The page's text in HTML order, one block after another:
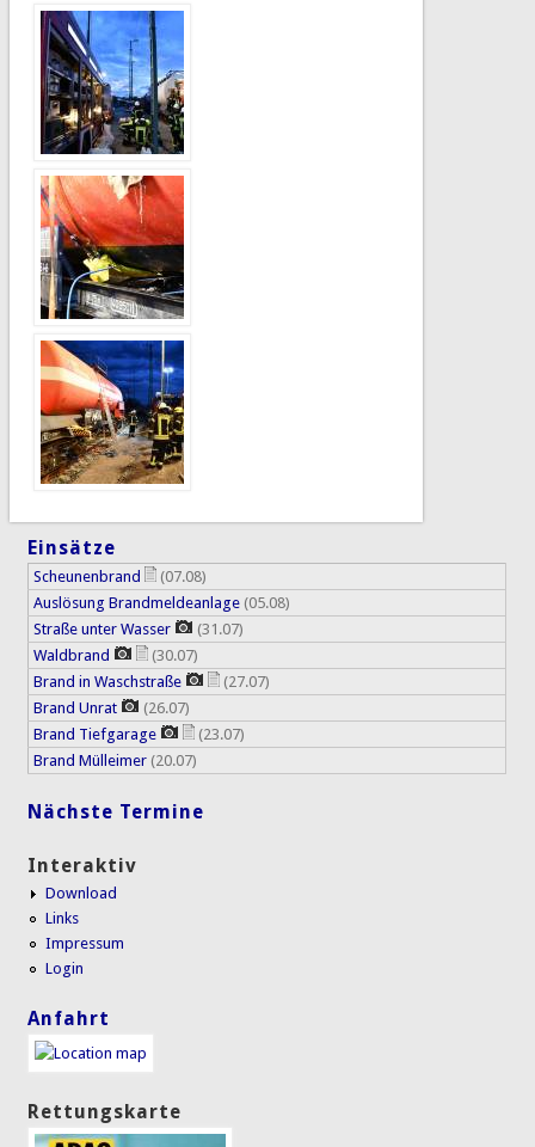
Einsätze
Scheunenbrand
(07.08)
Auslösung Brandmeldeanlage (05.08)
Straße unter Wasser
(31.07)
Waldbrand
(30.07)
Brand in Waschstraße
(27.07)
Brand Unrat
(26.07)
Brand Tiefgarage
(23.07)
Brand Mülleimer (20.07)
Nächste Termine
Interaktiv
Download
Links
Impressum
Login
Anfahrt
Rettungskarte